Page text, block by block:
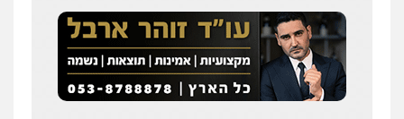
עו"ד בן ממן
פלילי אסירים חקירות ומעצרים סייבר
ניהול משברים פליליים
0506355388